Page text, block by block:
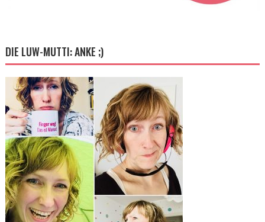
DIE LUW-MUTTI: ANKE ;)